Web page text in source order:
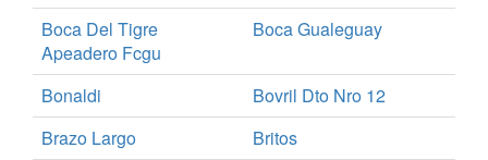
Boca Del Tigre
Apeadero Fcgu
Boca Gualeguay
Bonaldi
Bovril Dto Nro 12
Brazo Largo
Britos